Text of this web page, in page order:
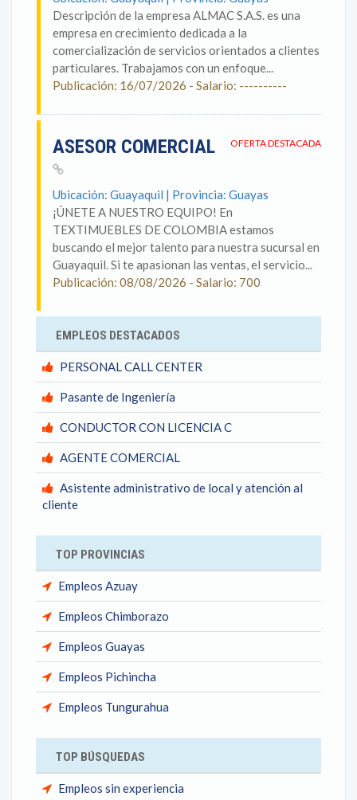
Descripción de la empresa ALMAC S.A.S. es una
empresa en crecimiento dedicada a la
comercialización de servicios orientados a clientes
particulares. Trabajamos con un enfoque...
Publicación: 16/07/2026 - Salario: ----------
OFERTA DESTACADA
ASESOR COMERCIAL
Ubicación: Guayaquil | Provincia: Guayas
¡ÚNETE A NUESTRO EQUIPO! En
TEXTIMUEBLES DE COLOMBIA estamos
buscando el mejor talento para nuestra sucursal en
Guayaquil. Si te apasionan las ventas, el servicio...
Publicación: 08/08/2026 - Salario: 700
EMPLEOS DESTACADOS
PERSONAL CALL CENTER
Pasante de Ingeniería
CONDUCTOR CON LICENCIA C
AGENTE COMERCIAL
Asistente administrativo de local y atención al
cliente
TOP PROVINCIAS
Empleos Azuay
Empleos Chimborazo
Empleos Guayas
Empleos Pichincha
Empleos Tungurahua
TOP BÚSQUEDAS
Empleos sin experiencia